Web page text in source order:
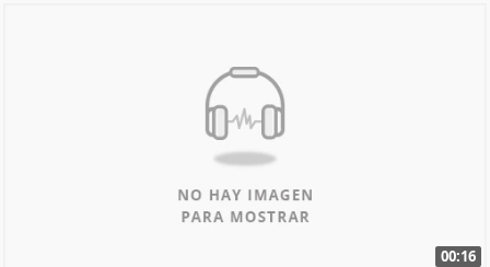
00:16